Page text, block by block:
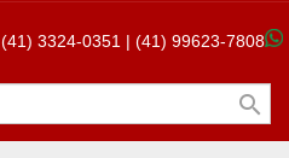
(41) 3324-0351 | (41) 99623-7808
search